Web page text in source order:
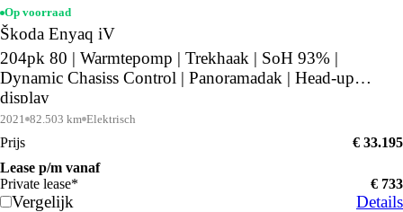
Op voorraad
Škoda Enyaq iV
204pk 80 | Warmtepomp | Trekhaak | SoH 93% |
Dynamic Chasiss Control | Panoramadak | Head-up
display
2021 82.503 km Elektrisch
Prijs
€ 33.195
Lease p/m vanaf
Private lease*
€ 733
Vergelijk Details